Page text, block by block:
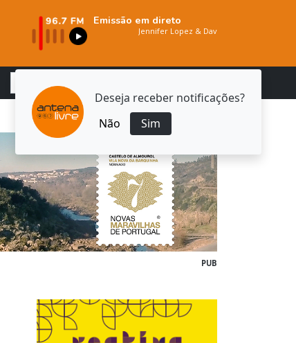
Deseja receber notificações?
Não
Sim
Emissão em direto
PUB